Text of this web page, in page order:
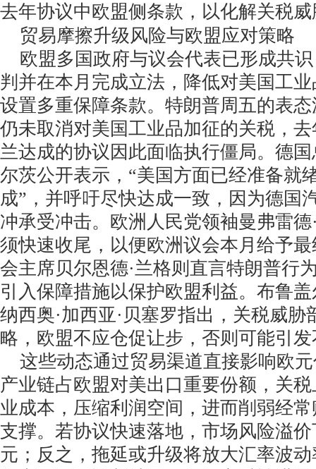
去年协议中欧盟侧条款，以化解关税
贸易摩擦升级风险与欧盟应对策略
欧盟多国政府与议会代表已形成共
判并在本月完成立法，降低对美国工
设置多重保障条款。特朗普周五的表
仍未取消对美国工业品加征的关税，
兰达成的协议因此面临执行僵局。德
尔茨公开表示，“美国方面已经准备就
成”，并呼吁尽快达成一致，因为德国
冲承受冲击。欧洲人民党领袖曼弗雷
须快速收尾，以便欧洲议会本月给予
会主席贝尔恩德·兰格则直言特朗普行
引入保障措施以保护欧盟利益。布鲁
纳西奥·加西亚·贝塞罗指出，关税威胁
略，欧盟不应仓促让步，否则可能引
这些动态通过贸易渠道直接影响欧
产业链占欧盟对美出口重要份额，关
业成本，压缩利润空间，进而削弱经
支撑。若协议快速落地，市场风险溢
元；反之，拖延或升级将放大汇率波